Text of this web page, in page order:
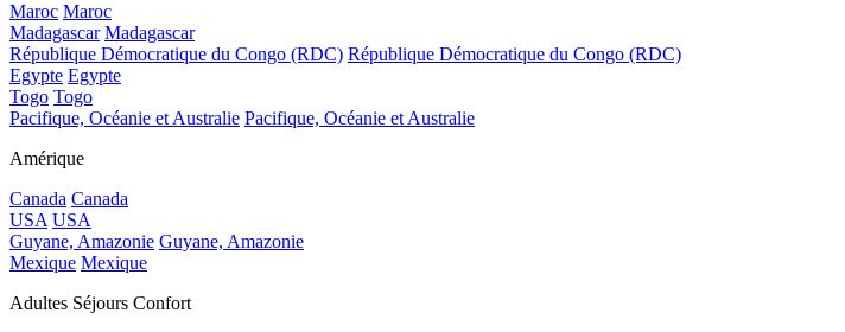
Maroc Maroc
Madagascar Madagascar
République Démocratique du Congo (RDC) République Démocratique du Congo (RDC)
Egypte Egypte
Togo Togo
Pacifique, Océanie et Australie Pacifique, Océanie et Australie
Amérique
Canada Canada
USA USA
Guyane, Amazonie Guyane, Amazonie
Mexique Mexique
Adultes Séjours Confort